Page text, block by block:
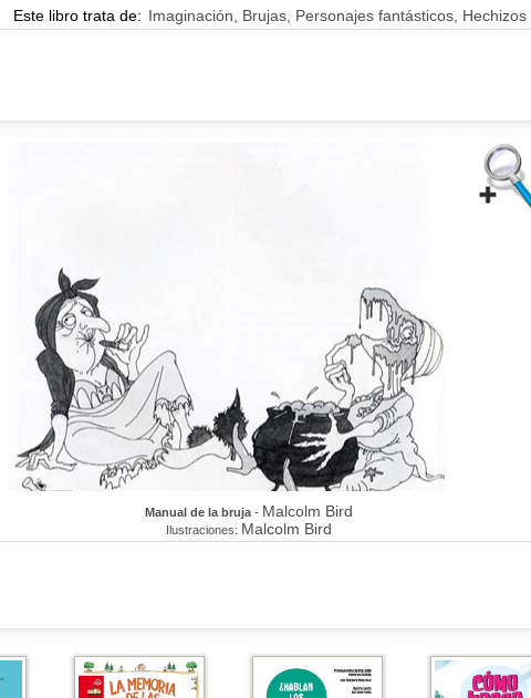
Este libro trata de: Imaginación, Brujas, Personajes fantásticos, Hechizos
Manual de la bruja - Malcolm Bird
Ilustraciones: Malcolm Bird